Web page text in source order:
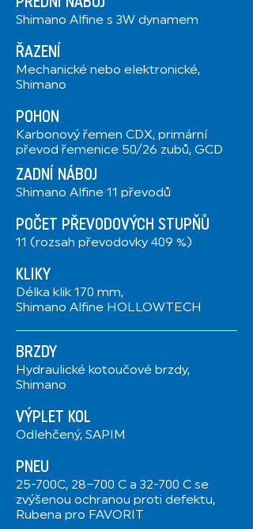
Shimano Alfine s 3W dynamem
ŘAZENÍ
Mechanické nebo elektronické,
Shimano
POHON
Karbonový řemen CDX, primární
převod řemenice 50/26 zubů, GCD
ZADNÍ NÁBOJ
Shimano Alfine 11 převodů
POČET PŘEVODOVÝCH STUPŇŮ
11 (rozsah převodovky 409 %)
KLIKY
Délka klik 170 mm,
Shimano Alfine HOLLOWTECH
BRZDY
Hydraulické kotoučové brzdy,
Shimano
VÝPLET KOL
Odlehčený, SAPIM
PNEU
25-700C, 28–700 C a 32-700 C se
zvýšenou ochranou proti defektu,
Rubena pro FAVORIT